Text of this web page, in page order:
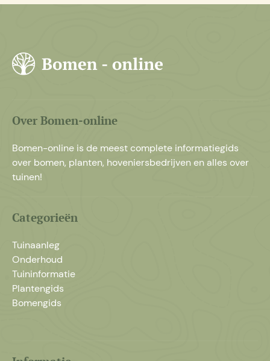
Over Bomen-online
Bomen-online is de meest complete informatiegids
over bomen, planten, hoveniersbedrijven en alles over
tuinen!
Categorieën
Tuinaanleg
Onderhoud
Tuininformatie
Plantengids
Bomengids